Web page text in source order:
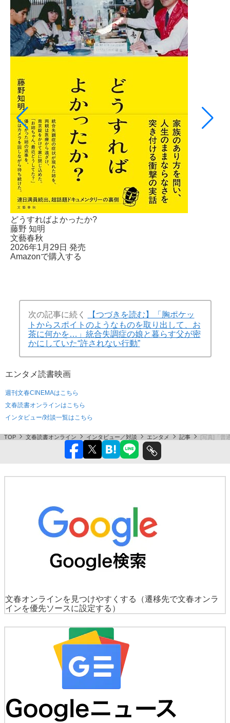
どうすればよかったか?
藤野 知明
文藝春秋
2026年1月29日 発売
Amazonで購入する
次の記事に続く
【つづきを読む】「胸ポケッ
トからスポイトのようなものを取り出して、お
茶に何かを…」統合失調症の娘と暮らす父が密
かにしていた“許されない行動”
エンタメ読書映画
週刊文春CINEMAはこちら
文春読書オンラインはこちら
インタビュー/対談一覧はこちら
TOP 文春読書オンライン インタビュー／対談 エンタメ 記事 [写真]「普
文春オンラインを見つけやすくする
（遷移先で文春オンラ
インを優先ソースに設定する）